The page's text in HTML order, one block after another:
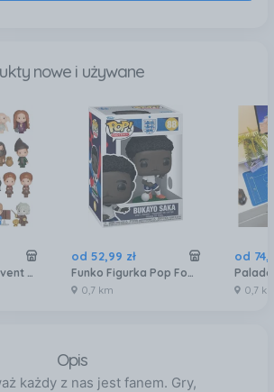
nowe i używane
Harry Potter - Advent Calendar 2025 (6072709)
od 52,99 zł
Funko Figurka Pop Football: England Bukayo Saka
0,7 km
od 74,
0,7
Opis
każdy z nas jest fanem. Gry,